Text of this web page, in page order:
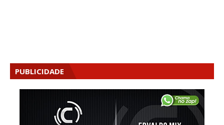
PUBLICIDADE